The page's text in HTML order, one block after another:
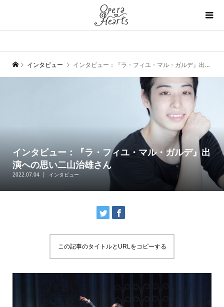
インタビュー インタビュー：『ラ・フィユ・マル・ガルデ』出演への思い二山治雄さん
インタビュー：『ラ・フィユ・マル・ガルデ』出
演への思い二山治雄さん
2022.07.04 インタビュー
この記事のタイトルとURLをコピーする